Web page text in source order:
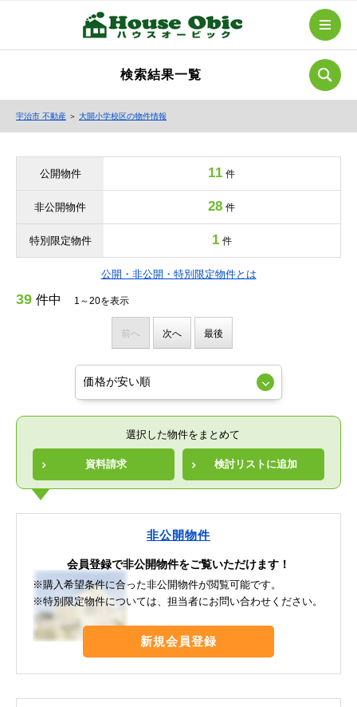
検索結果一覧
宇治市 不動産 ＞ 大開小学校区の物件情報
公開物件 11 件
非公開物件 28 件
特別限定物件 1 件
公開・非公開・特別限定物件とは
39 件中 1～20を表示
前へ 次へ 最後
選択した物件をまとめて
資料請求 検討リストに追加
非公開物件
会員登録で非公開物件をご覧いただけます！
※購入希望条件に合った非公開物件が閲覧可能です。
※特別限定物件については、担当者にお問い合わせください。
新規会員登録